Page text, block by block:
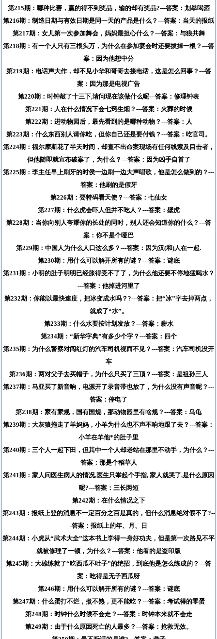
第215期：哪种比赛，赢的得不到奖品，输的却有奖品?---答案：划拳喝酒
第216期：制造日期与有效日期是同一天的产品是什么？---答案：当天的报纸
第217期：女儿第一次参加舞会，妈妈最担心什么？---答案：与狼共舞
第218期：有一个人只有三根头万，为什么在参加宴会时还要拔掉一根？---答
案：因为他想中分
第219期：电话声大作，却不见小华和哥哥去接电话，这是怎么回事？---答
案：因为那是电视广告
第220期：时钟敲了十三下,请问现在该做什么呢---答案：修理钟表
第221期：人在什么情况下会七窍生烟？---答案：火葬的时候
第222期：进动物园后，最先看到的是哪种动物？---答案：人
第223期：什么东西别人请你吃，但你自己还是要付钱？---答案：吃官司。
第224期：福尔摩斯花了半天时间，却查不出命案现场有任何线索及目击者，
但他随即就宣布破案了，为什么？---答案：因为凶手自首了
第225期：李主任早上刷牙的时侯一边刷一边大声唱歌，他是怎么做到的？---
答案：他刷的是假牙
第226期：要特码看天使？---答案：七仙女
第227期：什么虎会吓人但并不吃人？---答案：壁虎
第228期：当你向别人夸耀你的长处的同时，别人还会知道你的什么？---答
案：你不是个哑巴
第229期：中国人为什么人口这么多？---答案：因为汉(和)人在一起.
第230期：用什么可以解开所有的谜？---答案：谜底
第231期：小明的肚子明明已经胀得受不了了，为什么他还要不停地猛喝水？
---答案：他掉进河里了
第232期：你能以最快速度，把冰变成水吗？?---答案：把“冰”字去掉两点，
就成了“水”。
第233期：什么水要按计划发放？---答案：薪水
第234期：“新华字典”有多少个字？---答案：四个
第235期：为什么警察对闯红灯的汽车司机视而不见？---答案：汽车司机没开
车
第236期：两对父子去买帽子，为什么只买了三顶？---答案：是祖孙三人
第237期：马亚买了新音响，电源开了录音带也放了，为什么没有声音呢？---
答案：停电了
第238期：家有家规，国有国规，那动物园里有啥规？---答案：乌龟
第239期：大灰狼拖走了羊妈妈，小羊为什么也不声不响地跟了去？---答案：
小羊在羊他*的肚子里
第240期：三个人一起下田，但其中一个人却老站在那里不动手，为什么？---
答案：那是个稻草人
第241期：家人问医生病人的情况,医生只举起个手指, 家人就哭了,是什么原因
呢?---答案：三长两短
第242期：在什么情况之下
第243期：报纸上登的消息不一定百分之百是真的，但什么消息绝对假不了?--
-答案：报纸上的年、月、日
第244期：小虎从“武术大全”这本书上学得一身好功夫，但是第一次路见不平
就被修理了一顿，为什么？---答案：他看的是盗印版
第245期：大雄练就了“吃西瓜不吐子”的绝招，到底他是怎么练成的？---答
案：吃得是无子西瓜呀
第246期：用什么可以解开所有的谜？---答案：谜底
第247期：什么蛋打不烂，煮不熟，更不能吃？---答案：考试得的零蛋
第248期：时钟什么时候不会走？---答案：时钟本来就不会走
第249期：由于什么原因死亡的人最多？---答案：抢救无效。